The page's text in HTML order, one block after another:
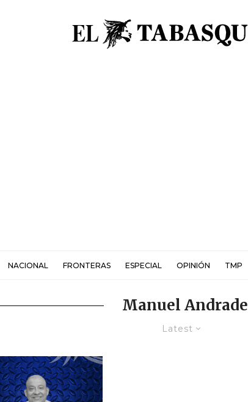
NACIONAL FRONTERAS ESPECIAL OPINIÓN TMP
Manuel Andrade
Latest